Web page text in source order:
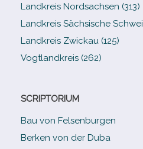
Landkreis Nordsachsen (313)
Landkreis Sächsische
Landkreis Zwickau (125)
Vogtlandkreis (262)
SCRIPTORIUM
Bau von Felsenburgen
Berken von der Duba